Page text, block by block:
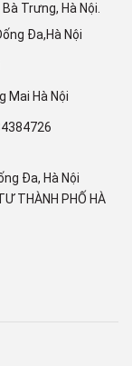
Trưng, Hà Nội.
Đa,Hà Nội
Mai Hà Nội
Đa, Hà Nội
THÀNH PHỐ HÀ